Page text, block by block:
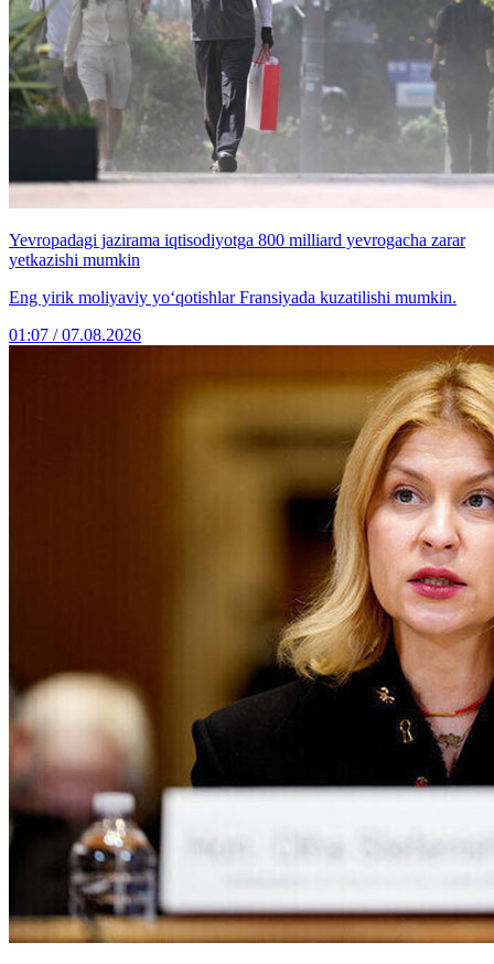
Yevropadagi jazirama iqtisodiyotga 800 milliard yevrogacha zarar
yetkazishi mumkin
Eng yirik moliyaviy yo‘qotishlar Fransiyada kuzatilishi mumkin.
01:07 / 07.08.2026